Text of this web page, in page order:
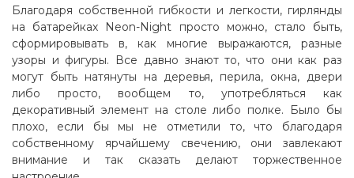
Благодаря собственной гибкости и легкости, гирлянды
на батарейках Neon-Night просто можно, стало быть,
сформировывать в, как многие выражаются, разные
узоры и фигуры. Все давно знают то, что они как раз
могут быть натянуты на деревья, перила, окна, двери
либо просто, вообщем то, употребляться как
декоративный элемент на столе либо полке. Было бы
плохо, если бы мы не отметили то, что благодаря
собственному ярчайшему свечению, они завлекают
внимание и так сказать делают торжественное